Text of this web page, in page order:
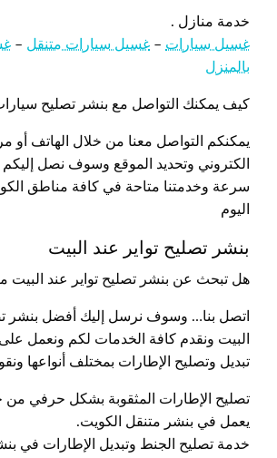
خدمة منازل .
غسيل سيارات – غسيل سيارات متنقل –
بالمنزل
كيف يمكنك التواصل مع بنشر تصليح
يمكنكم التواصل معنا من خلال الهاتف أو
الكتروني وتحديد الموقع وسوف نصل
سرعة وخدمتنا متاحة في كافة مناطق
اليوم
بنشر تصليح تواير عند البيت
هل تبحث عن بنشر تصليح تواير عند البيت
اتصل بنا… وسوف نرسل إليك أفضل بنشر
البيت ونقدم كافة الخدمات لكم ونعمل على
تبديل وتصليح الإطارات بمختلف أنواعها
تصليح الإطارات المثقوبة بشكل حرفي من
يعمل في بنشر متنقل الكويت.
خدمة تصليح الجنط وتبديل الإطارات في